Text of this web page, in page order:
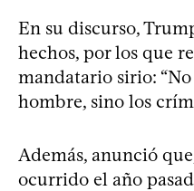
En su discurso,
hechos, por los que
mandatario sirio:
hombre, sino los
Además, anunció
ocurrido el año